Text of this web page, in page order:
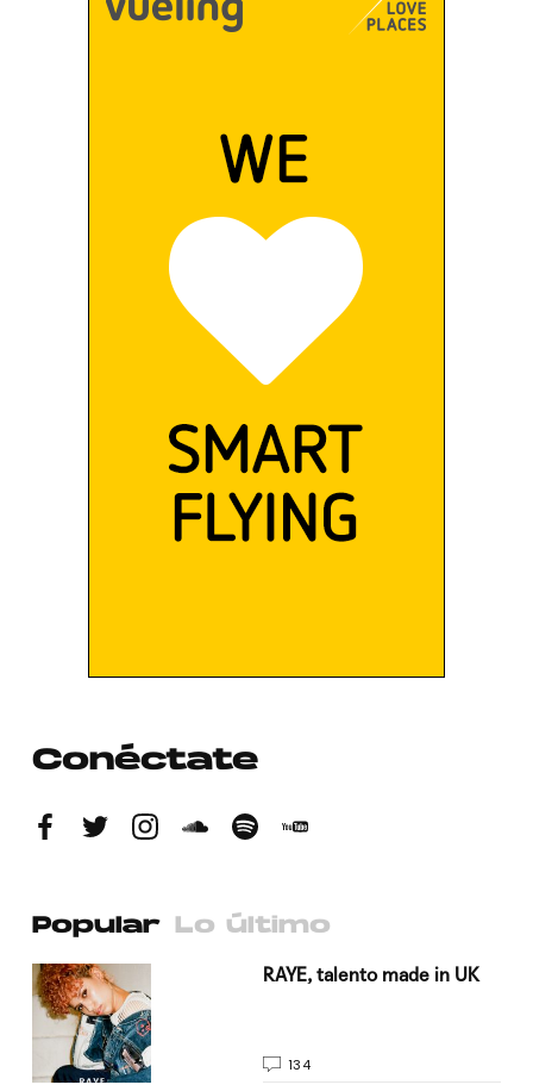
Conéctate
Popular Lo último
RAYE, talento made in UK
134